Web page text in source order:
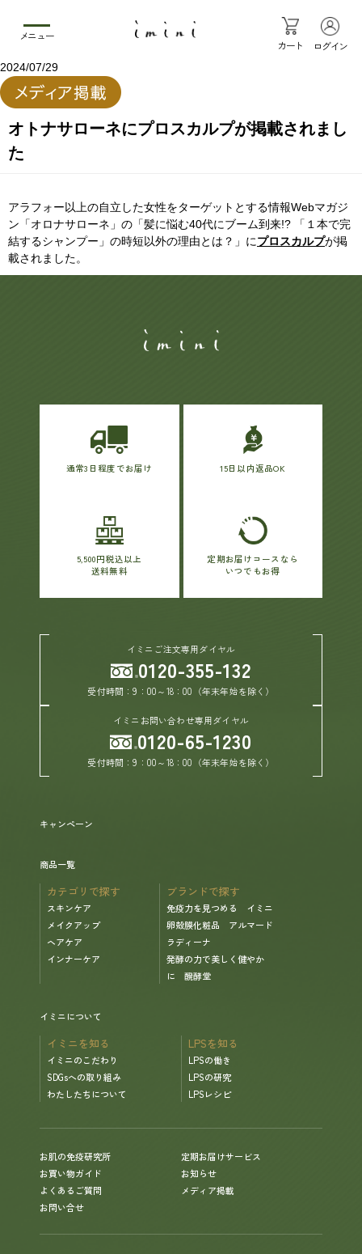
よくあるご質問
定期お届けサービス
お知らせ
メディア掲載
メニュー
カート ログイン
2024/07/29
オトナサローネにプロスカルプが掲載されまし
た
アラフォー以上の自立した女性をターゲットとする情報Webマガジ
ン「オロナサローネ」の「髪に悩む40代にブーム到来!? 「１本で完
結するシャンプー」の時短以外の理由とは？」にプロスカルプが掲
載されました。
通常3日程度でお届け 15日以内返品OK
5,500円税込以上
送料無料
定期お届けコースなら
いつでもお得
キャンペーン
商品一覧
カテゴリで探す
スキンケア
メイクアップ
ヘアケア
インナーケア
ブランドで探す
免疫力を見つめる イミニ
卵殻膜化粧品 アルマード
ラディーナ
発酵の力で美しく健やか
に 醗酵堂
イミニについて
イミニを知る
イミニのこだわり
SDGsへの取り組み
わたしたちについて
LPSを知る
LPSの働き
LPSの研究
LPSレシピ
お肌の免疫研究所
定期お届けサービス
お買い物ガイド
お知らせ
よくあるご質問
メディア掲載
お問い合せ
イミニご注文専用ダイヤル
0120-355-132
受付時間：9：00～18：00（年末年始を除く）
イミニお問い合わせ専用ダイヤル
0120-65-1230
受付時間：9：00～18：00（年末年始を除く）